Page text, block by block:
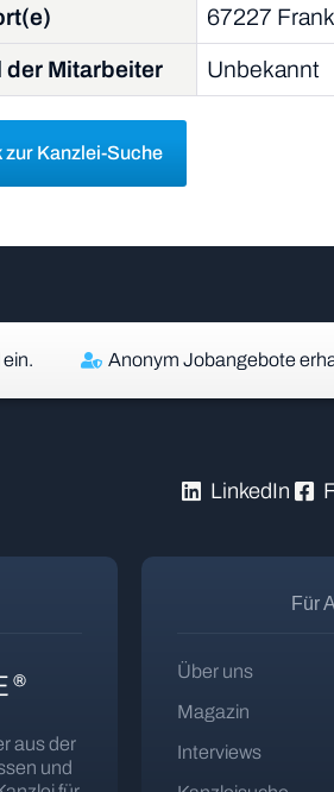
67227
der Mitarbeiter Unbekannt
zur Kanzlei-Suche
Anonym Jobangebote
LinkedIn
aus der
und
Für
Über uns
Magazin
Interviews